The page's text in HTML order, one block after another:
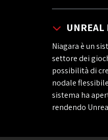
UNREAL
Niagara è un
settore dei
possibilità di
nodale
sistema ha
rendendo